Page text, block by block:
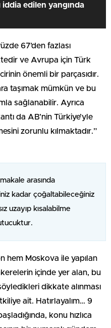
iddia edilen yangında
67’den fazlası
ve Avrupa için Türk
önemli bir parçasıdır.
taşımak mümkün ve bu
sağlanabilir. Ayrıca
da AB’nin Türkiye’yle
zorunlu kılmaktadır.”
arasında
kadar çoğaltabileceğiniz
uzayıp kısalabilme
hem Moskova ile yapılan
içinde yer alan, bu
dikkate alınması
ait. Hatırlayalım… 9
konu hızlıca